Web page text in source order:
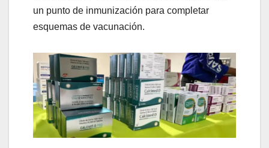
un punto de inmunización para completar
esquemas de vacunación.